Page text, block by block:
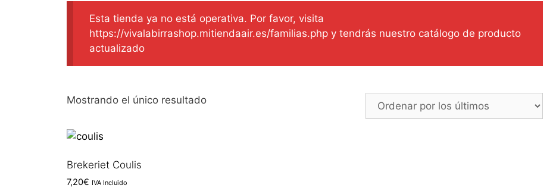
Esta tienda ya no está operativa. Por favor, visita
https://vivalabirrashop.mitiendaair.es/familias.php y tendrás nuestro catálogo de producto
actualizado
Mostrando el único resultado
Brekeriet Coulis
7,20€ IVA Incluido